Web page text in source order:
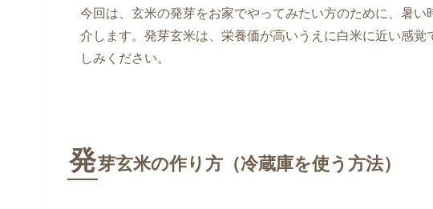
今回は、玄米の発芽をお家でやってみたい方のために、暑
介します。発芽玄米は、栄養価が高いうえに白米に近い感
しみください。
発芽玄米の作り方（冷蔵庫を使う方法）